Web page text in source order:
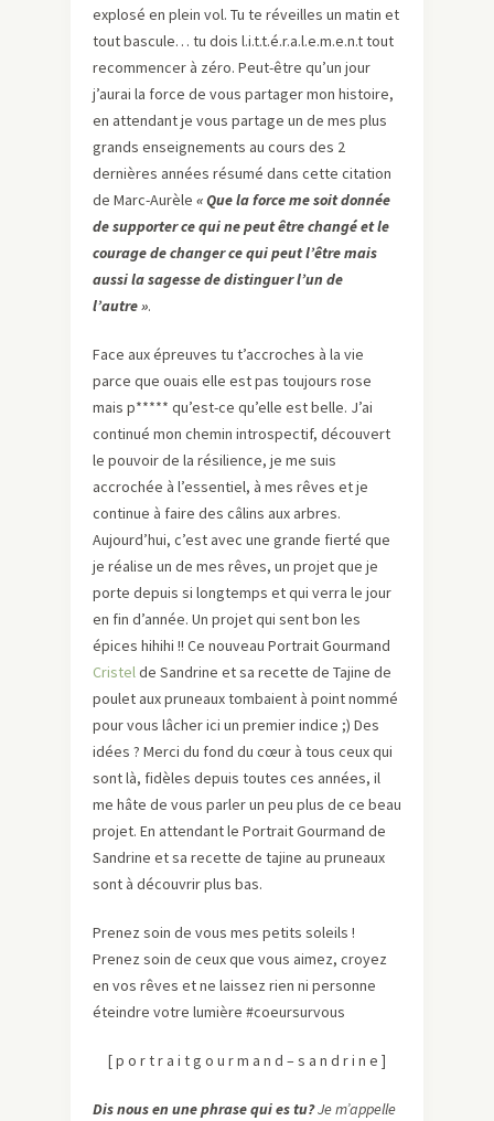
explosé en plein vol. Tu te réveilles un matin et
tout bascule… tu dois l.i.t.t.é.r.a.l.e.m.e.n.t tout
recommencer à zéro. Peut-être qu’un jour
j’aurai la force de vous partager mon histoire,
en attendant je vous partage un de mes plus
grands enseignements au cours des 2
dernières années résumé dans cette citation
de Marc-Aurèle « Que la force me soit donnée
de supporter ce qui ne peut être changé et le
courage de changer ce qui peut l’être mais
aussi la sagesse de distinguer l’un de
l’autre ».
Face aux épreuves tu t’accroches à la vie
parce que ouais elle est pas toujours rose
mais p***** qu’est-ce qu’elle est belle. J’ai
continué mon chemin introspectif, découvert
le pouvoir de la résilience, je me suis
accrochée à l’essentiel, à mes rêves et je
continue à faire des câlins aux arbres.
Aujourd’hui, c’est avec une grande fierté que
je réalise un de mes rêves, un projet que je
porte depuis si longtemps et qui verra le jour
en fin d’année. Un projet qui sent bon les
épices hihihi !! Ce nouveau Portrait Gourmand
Cristelde Sandrine et sa recette de Tajine de
poulet aux pruneaux tombaient à point nommé
pour vous lâcher ici un premier indice ;) Des
idées ? Merci du fond du cœur à tous ceux qui
sont là, fidèles depuis toutes ces années, il
me hâte de vous parler un peu plus de ce beau
projet. En attendant le Portrait Gourmand de
Sandrine et sa recette de tajine au pruneaux
sont à découvrir plus bas.
Prenez soin de vous mes petits soleils !
Prenez soin de ceux que vous aimez, croyez
en vos rêves et ne laissez rien ni personne
éteindre votre lumière #coeursurvous
[ p o r t r a i t g o u r m a n d – s a n d r i n e ]
Dis nous en une phrase qui es tu?Je m’appelle